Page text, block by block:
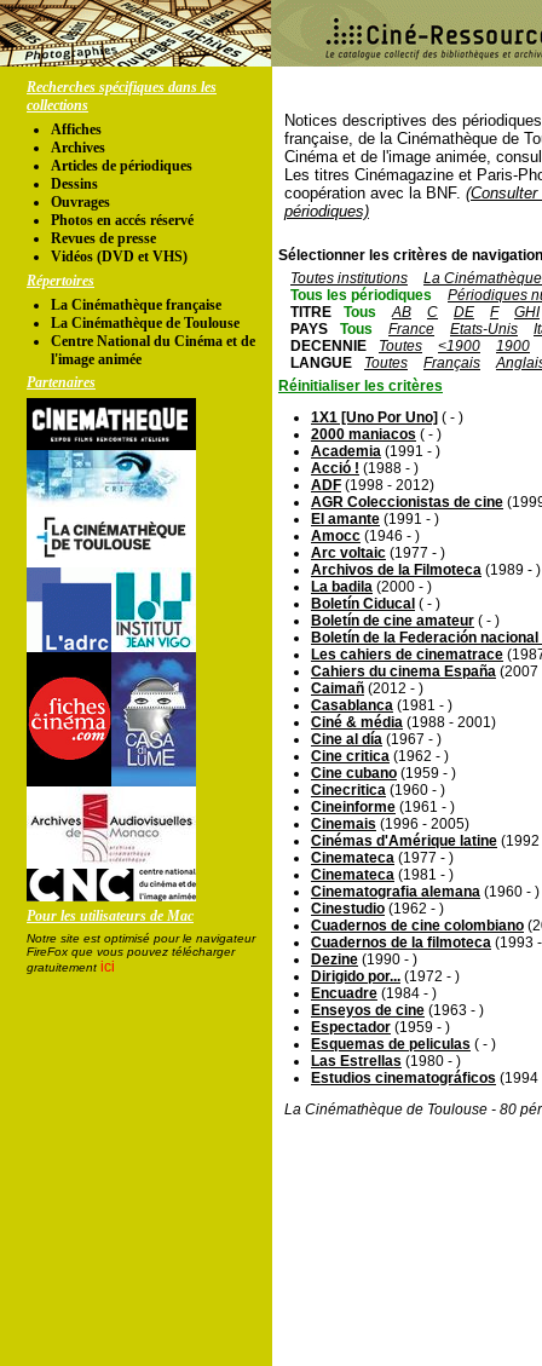
Recherches spécifiques dans les
collections
Affiches
Archives
Articles de périodiques
Dessins
Ouvrages
Photos en accés réservé
Revues de presse
Vidéos (DVD et VHS)
Répertoires
La Cinémathèque française
La Cinémathèque de Toulouse
Centre National du Cinéma et de
l'image animée
Partenaires
Pour les utilisateurs de Mac
Notre site est optimisé pour le navigateur
FireFox que vous pouvez télécharger
gratuitement ici
Notices descriptives des
française, de la Cinémathèque de
Cinéma et de l'image animée,
Les titres Cinémagazine et Paris-
coopération avec la BNF.
périodiques)
Sélectionner les critères de
Toutes institutions
La
Tous les périodiques
Périodiques
TITRE
Tous AB C DE F
GHI
PAYS
Tous France Etats-Unis
DECENNIE
Toutes <1900
1900
LANGUE
Toutes Français
Réinitialiser les critères
1X1 [Uno Por Uno] ( - )
2000 maniacos ( - )
Academia (1991 - )
Acció ! (1988 - )
ADF (1998 - 2012)
AGR Coleccionistas de cine
El amante (1991 - )
Amocc (1946 - )
Arc voltaic (1977 - )
Archivos de la Filmoteca (1989 - )
La badila (2000 - )
Boletín Ciducal ( - )
Boletín de cine amateur ( - )
Boletín de la Federación
Les cahiers de cinematrace
Cahiers du cinema España (2007
Caimañ (2012 - )
Casablanca (1981 - )
Ciné & média (1988 - 2001)
Cine al día (1967 - )
Cine critica (1962 - )
Cine cubano (1959 - )
Cinecritica (1960 - )
Cineinforme (1961 - )
Cinemais (1996 - 2005)
Cinémas d'Amérique latine (1992
Cinemateca (1977 - )
Cinemateca (1981 - )
Cinematografia alemana (1960 - )
Cinestudio (1962 - )
Cuadernos de cine colombiano
Cuadernos de la filmoteca (1993
Dezine (1990 - )
Dirigido por... (1972 - )
Encuadre (1984 - )
Enseyos de cine (1963 - )
Espectador (1959 - )
Esquemas de peliculas ( - )
Las Estrellas (1980 - )
Estudios cinematográficos (1994
La Cinémathèque de Toulouse - 80